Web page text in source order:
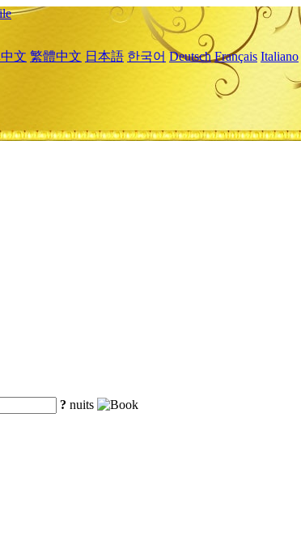
文 繁體中文 日本語 한국어 Deutsch Français Italiano
? nuits